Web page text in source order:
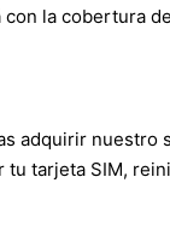
la cobertura
adquirir nuestro
tarjeta SIM,